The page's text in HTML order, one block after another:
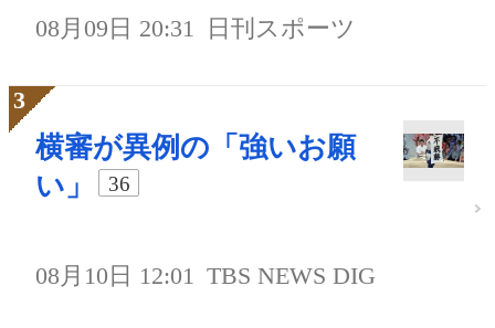
08月09日 20:31 日刊スポーツ
横審が異例の「強いお願
い」
36
08月10日 12:01 TBS NEWS DIG